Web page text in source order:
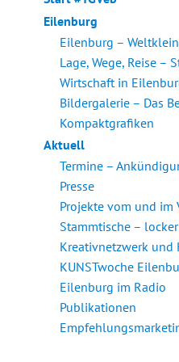
Eilenburg
Eilenburg –
Lage, Wege, Reise –
Wirtschaft in
Bildergalerie – Das
Kompaktgrafiken
Aktuell
Termine –
Presse
Projekte vom und im
Stammtische –
Kreativnetzwerk
KUNSTwoche
Eilenburg im Radio
Publikationen